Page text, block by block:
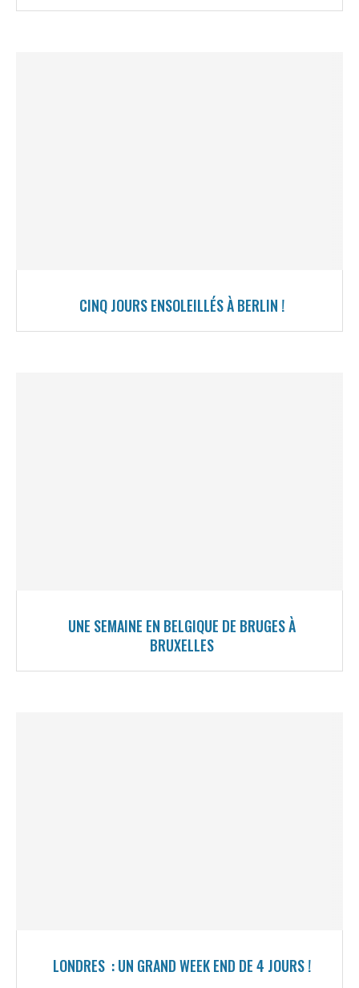
CINQ JOURS ENSOLEILLÉS À BERLIN !
UNE SEMAINE EN BELGIQUE DE BRUGES À
BRUXELLES
LONDRES : UN GRAND WEEK END DE 4 JOURS !